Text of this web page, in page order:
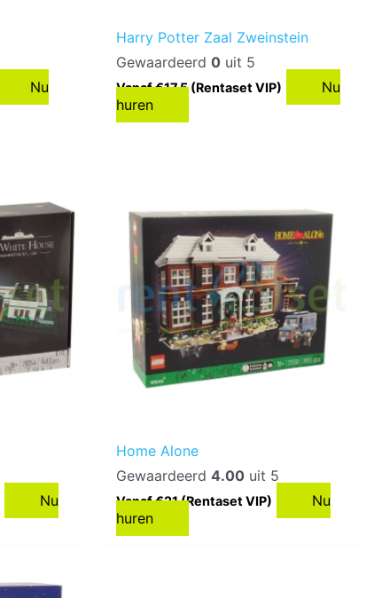
Nu
Harry Potter Zaal Zweinstein
Gewaardeerd0 uit 5
Vanaf €17,5 (Rentaset VIP)
Nu
huren
Nu
Home Alone
Gewaardeerd4.00 uit 5
Vanaf €21 (Rentaset VIP)
Nu
huren